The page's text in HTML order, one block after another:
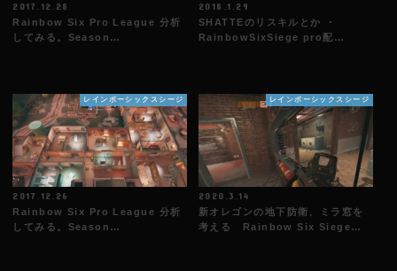
2017.12.28
Rainbow Six Pro League 分析
してみる。Season…
2018.1.29
SHATTEのリスキルとか ・
RainbowSixSiege pro配…
レインボーシックスシージ
2017.12.26
Rainbow Six Pro League 分析
してみる。Season…
レインボーシックスシージ
2020.3.14
新オレゴンの地下防衛、ミラ窓を
考える Rainbow Six Siege…